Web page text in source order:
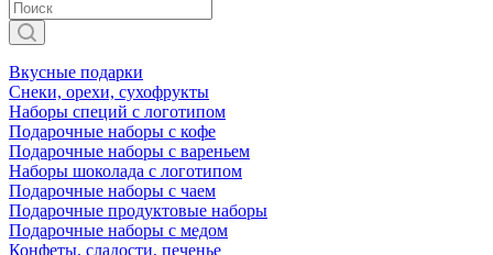
Вкусные подарки
Снеки, орехи, сухофрукты
Наборы специй с логотипом
Подарочные наборы с кофе
Подарочные наборы с вареньем
Наборы шоколада с логотипом
Подарочные наборы с чаем
Подарочные продуктовые наборы
Подарочные наборы с медом
Конфеты, сладости, печенье